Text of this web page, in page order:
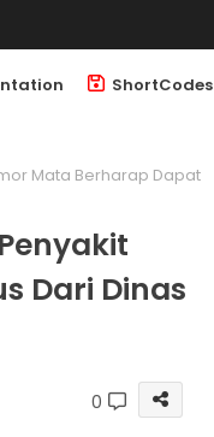
ShortCodes
Mata Berharap Dapat
Dari Dinas
0